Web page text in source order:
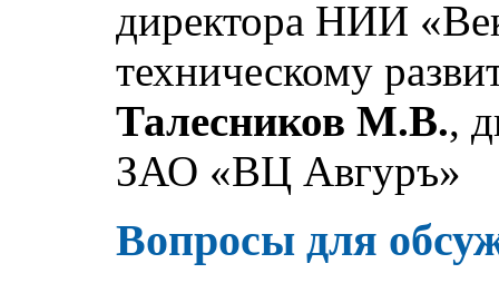
директора НИИ
техническому
Талесников М.В.,
ЗАО «ВЦ Авгуръ»
Вопросы для